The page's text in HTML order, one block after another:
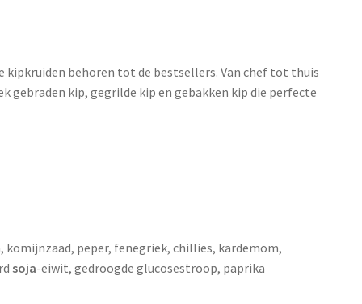
kipkruiden behoren tot de bestsellers. Van chef tot thuis
gebraden kip, gegrilde kip en gebakken kip die perfecte
peper, fenegriek, chillies, kardemom,
soja-eiwit, gedroogde glucosestroop, paprika